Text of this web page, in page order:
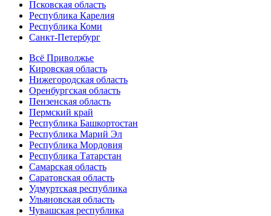
Псковская область
Республика Карелия
Республика Коми
Санкт-Петербург
Всё Приволжье
Кировская область
Нижегородская область
Оренбургская область
Пензенская область
Пермский край
Республика Башкортостан
Республика Марий Эл
Республика Мордовия
Республика Татарстан
Самарская область
Саратовская область
Удмуртская республика
Ульяновская область
Чувашская республика